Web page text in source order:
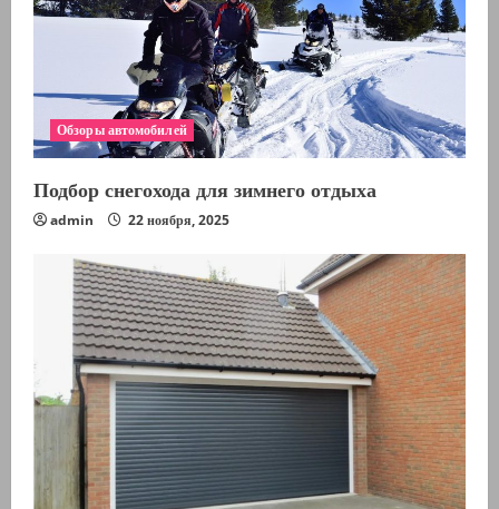
Обзоры автомобилей
Подбор снегохода для зимнего отдыха
admin 22 ноября, 2025